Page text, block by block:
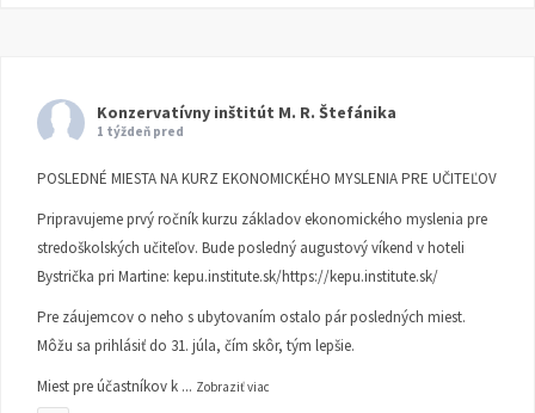
Konzervatívny inštitút M. R. Štefánika
1 týždeň pred
POSLEDNÉ MIESTA NA KURZ EKONOMICKÉHO MYSLENIA PRE UČITEĽOV
Pripravujeme prvý ročník kurzu základov ekonomického myslenia pre
stredoškolských učiteľov. Bude posledný augustový víkend v hoteli
Bystrička pri Martine: kepu.institute.sk/https://kepu.institute.sk/
Pre záujemcov o neho s ubytovaním ostalo pár posledných miest.
Môžu sa prihlásiť do 31. júla, čím skôr, tým lepšie.
Miest pre účastníkov k ... Zobraziť viac